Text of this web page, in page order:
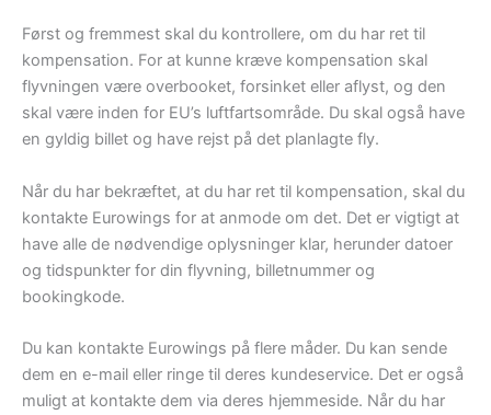
Først og fremmest skal du kontrollere, om du har ret til
kompensation. For at kunne kræve kompensation skal
flyvningen være overbooket, forsinket eller aflyst, og den
skal være inden for EU’s luftfartsområde. Du skal også have
en gyldig billet og have rejst på det planlagte fly.
Når du har bekræftet, at du har ret til kompensation, skal du
kontakte Eurowings for at anmode om det. Det er vigtigt at
have alle de nødvendige oplysninger klar, herunder datoer
og tidspunkter for din flyvning, billetnummer og
bookingkode.
Du kan kontakte Eurowings på flere måder. Du kan sende
dem en e-mail eller ringe til deres kundeservice. Det er også
muligt at kontakte dem via deres hjemmeside. Når du har